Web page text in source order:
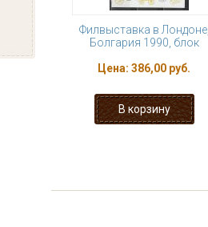
Филвыставка в Лондоне,
Болгария 1990, блок
Цена: 386,00 руб.